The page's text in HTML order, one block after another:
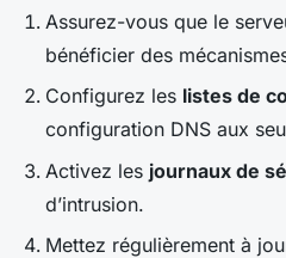
Assurez-vous que le
bénéficier des
Configurez les listes de
configuration DNS aux
Activez les journaux de
d’intrusion.
Mettez régulièrement à